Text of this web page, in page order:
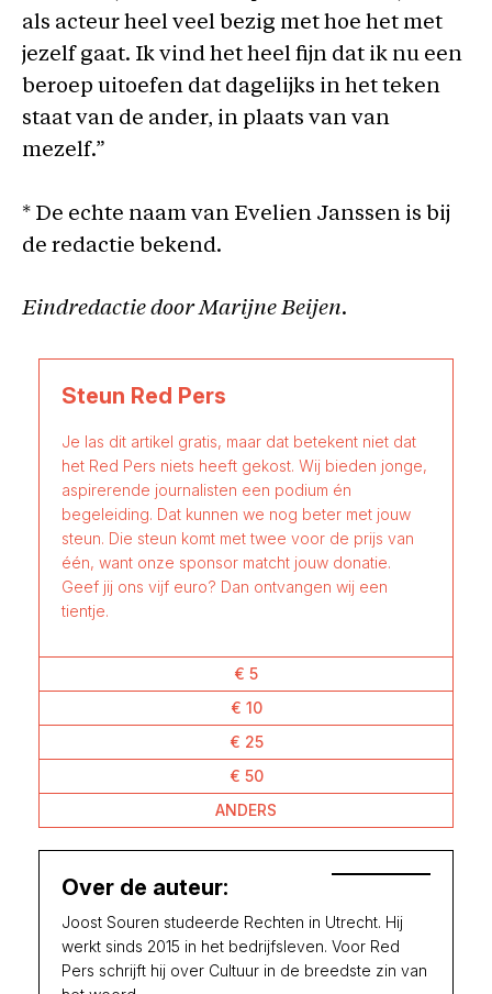
als acteur heel veel bezig met hoe het met
jezelf gaat. Ik vind het heel fijn dat ik nu een
beroep uitoefen dat dagelijks in het teken
staat van de ander, in plaats van van
mezelf.”
* De echte naam van Evelien Janssen is bij
de redactie bekend.
Eindredactie door Marijne Beijen.
Steun Red Pers
Je las dit artikel gratis, maar dat betekent niet dat
het Red Pers niets heeft gekost. Wij bieden jonge,
aspirerende journalisten een podium én
begeleiding. Dat kunnen we nog beter met jouw
steun. Die steun komt met twee voor de prijs van
één, want onze sponsor matcht jouw donatie.
Geef jij ons vijf euro? Dan ontvangen wij een
tientje.
€ 5
€ 10
€ 25
€ 50
ANDERS
Over de auteur:
Joost Souren studeerde Rechten in Utrecht. Hij
werkt sinds 2015 in het bedrijfsleven. Voor Red
Pers schrijft hij over Cultuur in de breedste zin van